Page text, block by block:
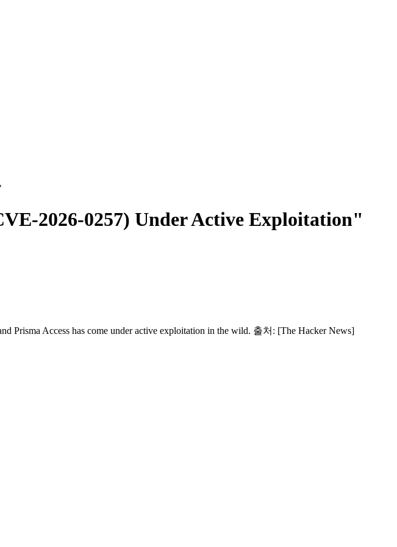
2026-0257) Under Active Exploitation"
Prisma Access has come under active exploitation in the wild. 출처: [The Hacker News]